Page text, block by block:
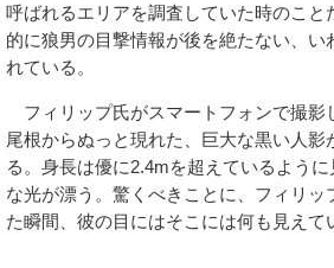
呼ばれるエリアを調査していた時のこと
的に狼男の目撃情報が後を絶たない、い
れている。
フィリップ氏がスマートフォンで撮影
尾根からぬっと現れた、巨大な黒い人影
る。身長は優に2.4mを超えているよう
な光が漂う。驚くべきことに、フィリッ
た瞬間、彼の目にはそこには何も見えて